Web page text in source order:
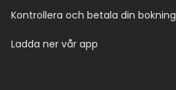
Kontrollera och betala din bokning
Ladda ner vår app